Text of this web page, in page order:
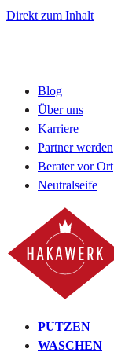
Direkt zum Inhalt
Blog
Über uns
Karriere
Partner werden
Berater vor Ort
Neutralseife
PUTZEN
WASCHEN